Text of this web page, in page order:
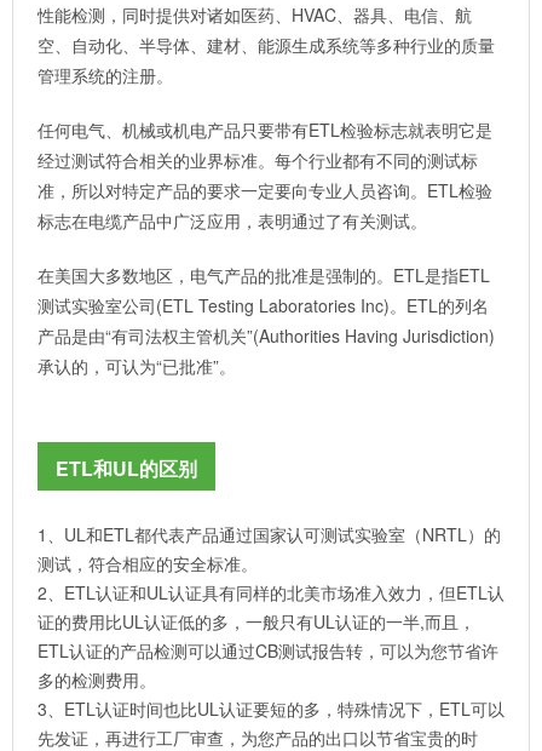
性能检测，同时提供对诸如医药、HVAC、器具、电信、航
空、自动化、半导体、建材、能源生成系统等多种行业的质量
管理系统的注册。
任何电气、机械或机电产品只要带有ETL检验标志就表明它是
经过测试符合相关的业界标准。每个行业都有不同的测试标
准，所以对特定产品的要求一定要向专业人员咨询。ETL检验
标志在电缆产品中广泛应用，表明通过了有关测试。
在美国大多数地区，电气产品的批准是强制的。ETL是指ETL
测试实验室公司(ETL Testing Laboratories Inc)。ETL的列名
产品是由“有司法权主管机关”(Authorities Having Jurisdiction)
承认的，可认为“已批准”。
ETL和UL的区别
1、UL和ETL都代表产品通过国家认可测试实验室（NRTL）的
测试，符合相应的安全标准。
2、ETL认证和UL认证具有同样的北美市场准入效力，但ETL认
证的费用比UL认证低的多，一般只有UL认证的一半,而且，
ETL认证的产品检测可以通过CB测试报告转，可以为您节省许
多的检测费用。
3、ETL认证时间也比UL认证要短的多，特殊情况下，ETL可以
先发证，再进行工厂审查，为您产品的出口以节省宝贵的时